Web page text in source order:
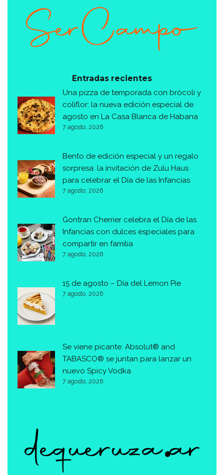
Entradas recientes
Una pizza de temporada con brócoli y
coliflor: la nueva edición especial de
agosto en La Casa Blanca de Habana
7 agosto, 2026
Bento de edición especial y un regalo
sorpresa: la invitación de Zulu Haus
para celebrar el Día de las Infancias
7 agosto, 2026
Gontran Cherrier celebra el Día de las
Infancias con dulces especiales para
compartir en familia
7 agosto, 2026
15 de agosto – Día del Lemon Pie
7 agosto, 2026
Se viene picante: Absolut® and
TABASCO® se juntan para lanzar un
nuevo Spicy Vodka
7 agosto, 2026